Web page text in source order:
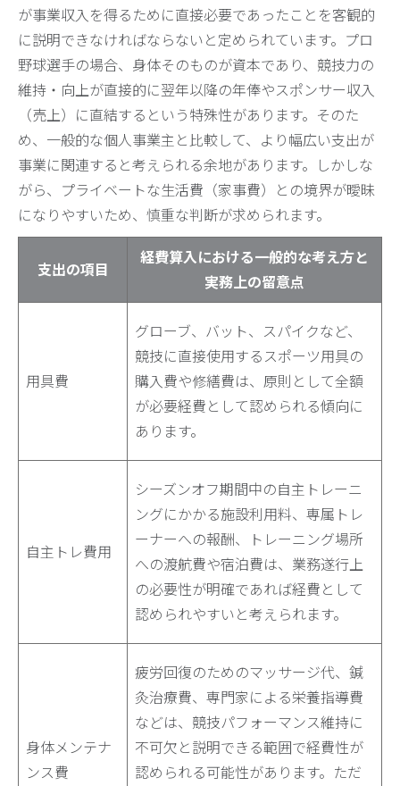
が事業収入を得るために直接必要であったことを客観的
に説明できなければならないと定められています。プロ
野球選手の場合、身体そのものが資本であり、競技力の
維持・向上が直接的に翌年以降の年俸やスポンサー収入
（売上）に直結するという特殊性があります。そのた
め、一般的な個人事業主と比較して、より幅広い支出が
事業に関連すると考えられる余地があります。しかしな
がら、プライベートな生活費（家事費）との境界が曖昧
になりやすいため、慎重な判断が求められます。
支出の項目
経費算入における一般的な考え方と
実務上の留意点
用具費
グローブ、バット、スパイクなど、
競技に直接使用するスポーツ用具の
購入費や修繕費は、原則として全額
が必要経費として認められる傾向に
あります。
自主トレ費用
シーズンオフ期間中の自主トレーニ
ングにかかる施設利用料、専属トレ
ーナーへの報酬、トレーニング場所
への渡航費や宿泊費は、業務遂行上
の必要性が明確であれば経費として
認められやすいと考えられます。
身体メンテナ
ンス費
疲労回復のためのマッサージ代、鍼
灸治療費、専門家による栄養指導費
などは、競技パフォーマンス維持に
不可欠と説明できる範囲で経費性が
認められる可能性があります。ただ